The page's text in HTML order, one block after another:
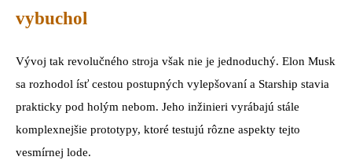
vybuchol
Vývoj tak revolučného stroja však nie je jednoduchý. Elon Musk
sa rozhodol ísť cestou postupných vylepšovaní a Starship stavia
prakticky pod holým nebom. Jeho inžinieri vyrábajú stále
komplexnejšie prototypy, ktoré testujú rôzne aspekty tejto
vesmírnej lode.